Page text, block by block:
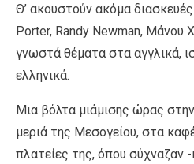
Θ’ ακουστούν ακόμα
Porter, Randy Newman, Μάνου
γνωστά θέματα στα αγγλικά,
ελληνικά.
Μια βόλτα μιάμισης ώρας
μεριά της Μεσογείου, στα
πλατείες της, όπου σύχναζαν